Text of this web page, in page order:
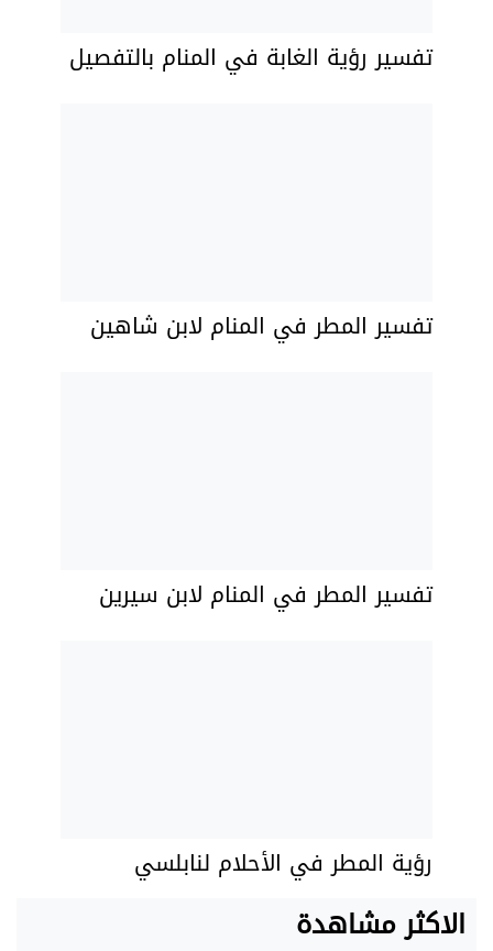
تفسير رؤية الغابة في المنام بالتفصيل
تفسير المطر في المنام لابن شاهين
تفسير المطر في المنام لابن سيرين
رؤية المطر في الأحلام لنابلسي
الاكثر مشاهدة